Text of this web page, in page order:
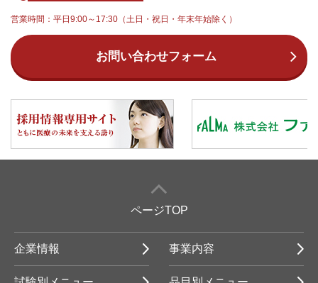
営業時間：平日9:00～17:30（土日・祝日・年末年始除く）
お問い合わせフォーム
ページTOP
企業情報 事業内容